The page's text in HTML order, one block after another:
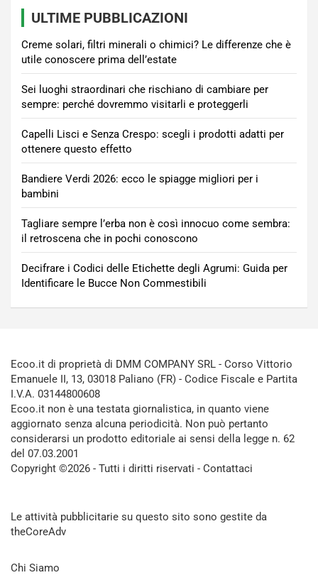
ULTIME PUBBLICAZIONI
Creme solari, filtri minerali o chimici? Le differenze che è
utile conoscere prima dell’estate
Sei luoghi straordinari che rischiano di cambiare per
sempre: perché dovremmo visitarli e proteggerli
Capelli Lisci e Senza Crespo: scegli i prodotti adatti per
ottenere questo effetto
Bandiere Verdi 2026: ecco le spiagge migliori per i
bambini
Tagliare sempre l’erba non è così innocuo come sembra:
il retroscena che in pochi conoscono
Decifrare i Codici delle Etichette degli Agrumi: Guida per
Identificare le Bucce Non Commestibili
Ecoo.it di proprietà di DMM COMPANY SRL - Corso Vittorio
Emanuele II, 13, 03018 Paliano (FR) - Codice Fiscale e Partita
I.V.A. 03144800608
Ecoo.it non è una testata giornalistica, in quanto viene
aggiornato senza alcuna periodicità. Non può pertanto
considerarsi un prodotto editoriale ai sensi della legge n. 62
del 07.03.2001
Copyright ©2026 - Tutti i diritti riservati - Contattaci
Le attività pubblicitarie su questo sito sono gestite da
theCoreAdv
Chi Siamo